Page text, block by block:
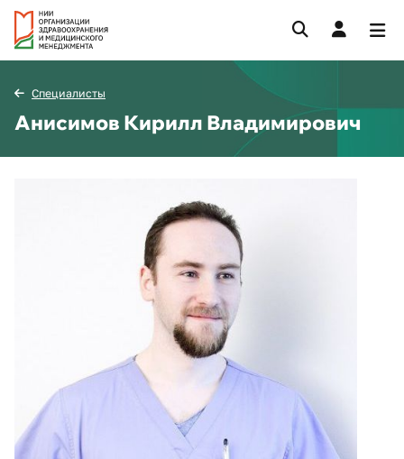
Специалисты
Анисимов Кирилл Владимирович